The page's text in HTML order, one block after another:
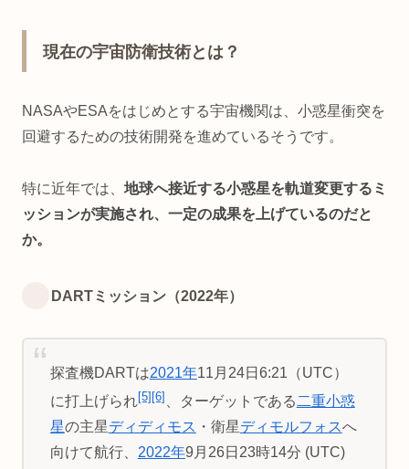
現在の宇宙防衛技術とは？
NASAやESAをはじめとする宇宙機関は、小惑星衝突を
回避するための技術開発を進めているそうです。
特に近年では、 地球へ接近する小惑星を軌道変更するミ
ッションが実施され、一定の成果を上げているのだと
か。
DARTミッション（2022年）
探査機DARTは2021年11月24日6:21（UTC）
に打上げられ[5] [6] 、ターゲットである 二重小惑
星の主星ディディモス ・衛星ディモルフォスへ
向けて航行、 2022年9月26日23時14分 (UTC)